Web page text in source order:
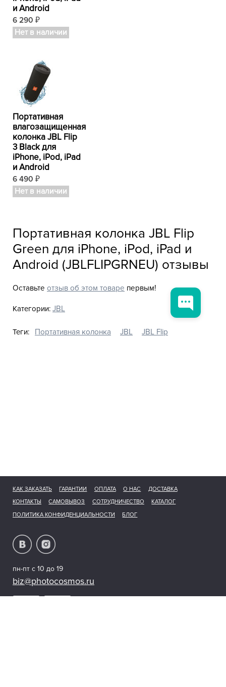
и Android
6 290 ₽
Нет в наличии
Портативная
влагозащищенная
колонка JBL Flip
3 Black для
iPhone, iPod, iPad
и Android
6 490 ₽
Нет в наличии
Портативная колонка JBL Flip
Green для iPhone, iPod, iPad и
Android (JBLFLIPGRNEU) отзывы
Оставьте отзыв об этом товаре первым!
Категории: JBL
Теги: Портативная колонка JBL JBL Flip
КАК ЗАКАЗАТЬ ГАРАНТИИ ОПЛАТА О НАС
ДОСТАВКА
КОНТАКТЫ
САМОВЫВОЗ СОТРУДНИЧЕСТВО
КАТАЛОГ
ПОЛИТИКА КОНФИДЕНЦИАЛЬНОСТИ
БЛОГ
пн-пт с 10 до 19
biz@photocosmos.ru